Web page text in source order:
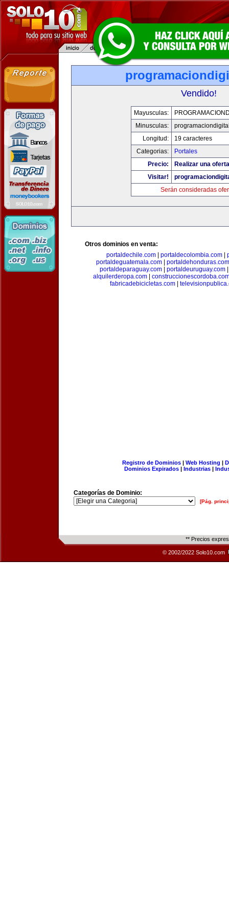
Vendido!
Mayusculas:
Minusculas:
Longitud:
19 caracteres
Categorias:
Portales
Precio:
Realizar una
Visitar!
Serán consideradas
Otros dominios en venta:
portaldechile.com
portaldecolombia.com
portaldeguatemala.com
portaldehonduras.com
portaldeparaguay.com| portaldeuruguay.com
alquilerderopa.com|
fabricadebicicletas.com
Registro de Dominios| Web Hosting |
Dominios Expirados | Industrias |
Categorías de Dominio:
[Pág.
** Precios
© 2002/2022 Solo10.com